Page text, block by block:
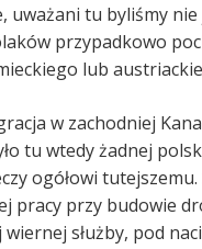
uważani tu byliśmy
przypadkowo
lub
w zachodniej
tu wtedy żadnej
ogółowi
pracy przy budowie
służby, pod